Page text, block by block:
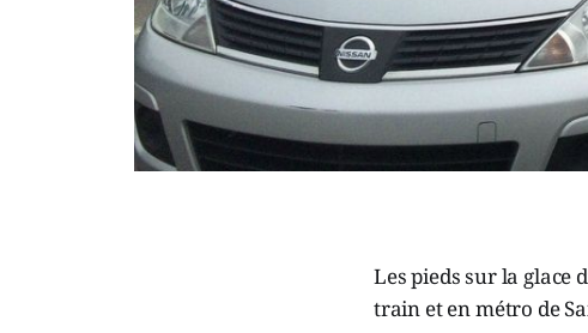
Les pieds sur la glace
train et en métro de